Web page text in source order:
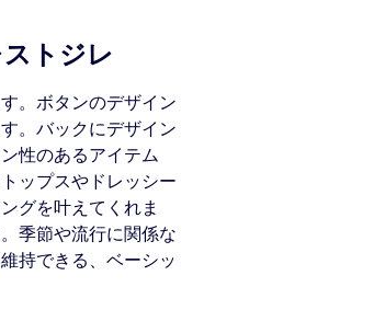
トジレ
。ボタンのデザイン
。バックにデザイン
性のあるアイテム
ップスやドレッシー
グを叶えてくれま
季節や流行に関係な
持できる、ベーシッ